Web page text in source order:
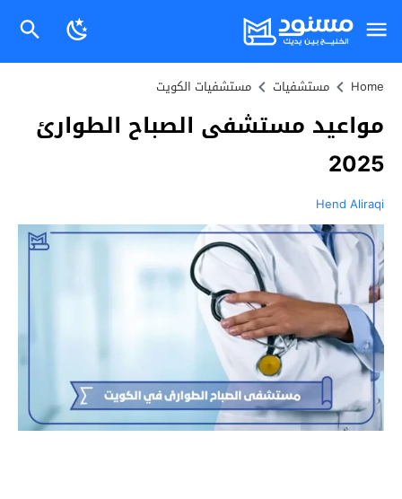
Home مستشفيات مستشفيات الكويت
مواعيد مستشفى الصباح الطوارئ
2025
Hend Aliraqi